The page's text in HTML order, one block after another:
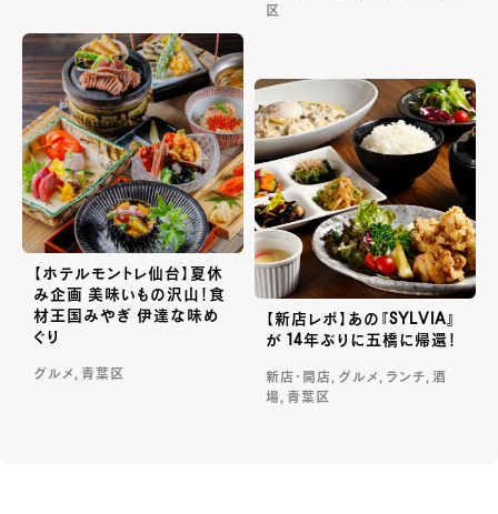
区
【ホテルモントレ仙台】夏休
み企画 美味いもの沢山！食
材王国みやぎ 伊達な味め
ぐり
グルメ, 青葉区
【新店レポ】あの『SYLVIA』
が 14年ぶりに五橋に帰還！
新店・開店, グルメ, ランチ, 酒
場, 青葉区